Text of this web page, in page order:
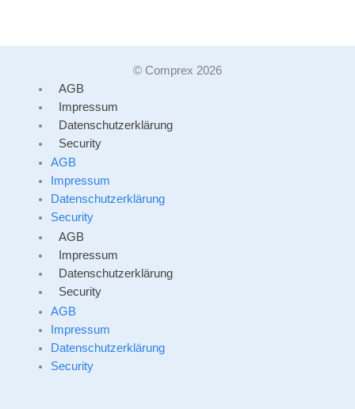
© Comprex 2026
AGB
Impressum
Datenschutzerklärung
Security
AGB
Impressum
Datenschutzerklärung
Security
AGB
Impressum
Datenschutzerklärung
Security
AGB
Impressum
Datenschutzerklärung
Security